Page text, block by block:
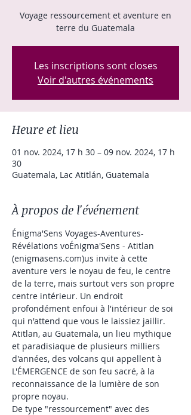
Voyage ressourcement et aventure en
terre du Guatemala
Les inscriptions sont closes
Voir d'autres événements
Heure et lieu
01 nov. 2024, 17 h 30 – 09 nov. 2024, 17 h
30
Guatemala, Lac Atitlán, Guatemala
À propos de l'événement
Énigma'Sens Voyages-Aventures-
Révélations voÉnigma'Sens - Atitlan
(enigmasens.com)us invite à cette
aventure vers le noyau de feu, le centre
de la terre, mais surtout vers son propre
centre intérieur. Un endroit
profondément enfoui à l'intérieur de soi
qui n'attend que vous le laissiez jaillir.
Atitlan, au Guatemala, un lieu mythique
et paradisiaque de plusieurs milliers
d'années, des volcans qui appellent à
L'ÉMERGENCE de son feu sacré, à la
reconnaissance de la lumière de son
propre noyau.
De type "ressourcement" avec des